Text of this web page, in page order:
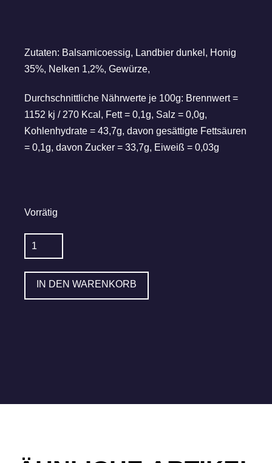
Zutaten: Balsamicoessig, Landbier dunkel, Honig
35%, Nelken 1,2%, Gewürze,
Durchschnittliche Nährwerte je 100g: Brennwert =
1152 kj / 270 Kcal, Fett = 0,1g, Salz = 0,0g,
Kohlenhydrate = 43,7g, davon gesättigte Fettsäuren
= 0,1g, davon Zucker = 33,7g, Eiweiß = 0,03g
Vorrätig
KIRNER
Balsamicoessig
250
IN DEN WARENKORB